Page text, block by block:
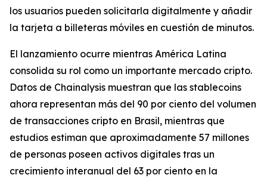
los usuarios pueden solicitarla digitalmente y añadir
la tarjeta a billeteras móviles en cuestión de minutos.
El lanzamiento ocurre mientras América Latina
consolida su rol como un importante mercado cripto.
Datos de Chainalysis muestran que las stablecoins
ahora representan más del 90 por ciento del volumen
de transacciones cripto en Brasil, mientras que
estudios estiman que aproximadamente 57 millones
de personas poseen activos digitales tras un
crecimiento interanual del 63 por ciento en la